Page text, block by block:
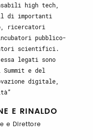
high tech,
di importanti
ricercatori
pubblico-
scientifici.
legati sono
e del
digitale,
E RINALDO
e Direttore